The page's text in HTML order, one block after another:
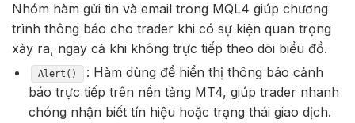
Nhóm hàm gửi tin và email trong MQL4 giúp chương
trình thông báo cho trader khi có sự kiện quan trọng
xảy ra, ngay cả khi không trực tiếp theo dõi biểu đồ.
Alert()
: Hàm dùng để hiển thị thông báo cảnh
báo trực tiếp trên nền tảng MT4, giúp trader nhanh
chóng nhận biết tín hiệu hoặc trạng thái giao dịch.